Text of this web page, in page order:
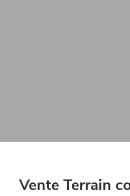
Vente Terrain